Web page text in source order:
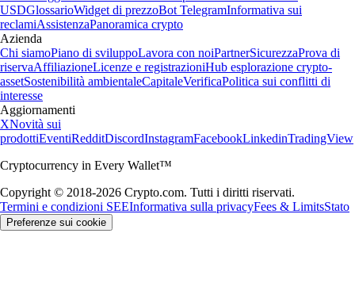
USDGlossarioWidget di prezzoBot TelegramInformativa sui
reclamiAssistenzaPanoramica crypto
Azienda
Chi siamoPiano di sviluppoLavora con noiPartnerSicurezzaProva di
riservaAffiliazioneLicenze e registrazioniHub esplorazione crypto-
assetSostenibilità ambientaleCapitaleVerificaPolitica sui conflitti di
interesse
Aggiornamenti
XNovità sui
prodottiEventiRedditDiscordInstagramFacebookLinkedinTradingView
Cryptocurrency in Every Wallet™
Copyright © 2018-2026 Crypto.com. Tutti i diritti riservati.
Termini e condizioni SEEInformativa sulla privacyFees & LimitsStato
Preferenze sui cookie